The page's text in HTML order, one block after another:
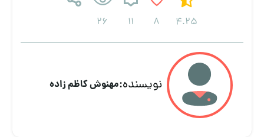
4.25
8
11
26
نویسنده:مهنوش کاظم زاده